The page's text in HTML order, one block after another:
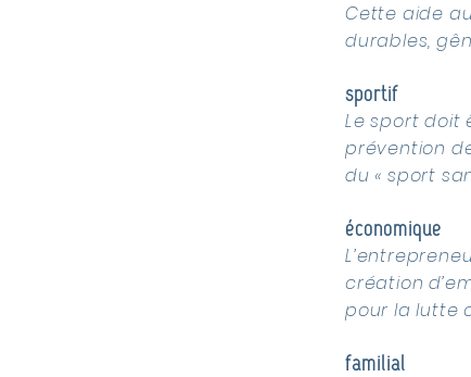
Cette aide
durables,
sportif
Le sport doit
prévention
du « sport
économique
création
pour la lutte
familial